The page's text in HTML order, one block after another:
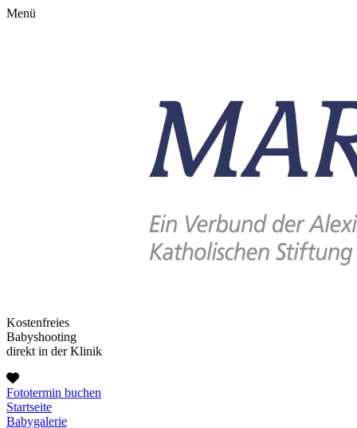
Menü
Kostenfreies
Babyshooting
direkt in der Klinik
Fototermin buchen
Startseite
Babygalerie